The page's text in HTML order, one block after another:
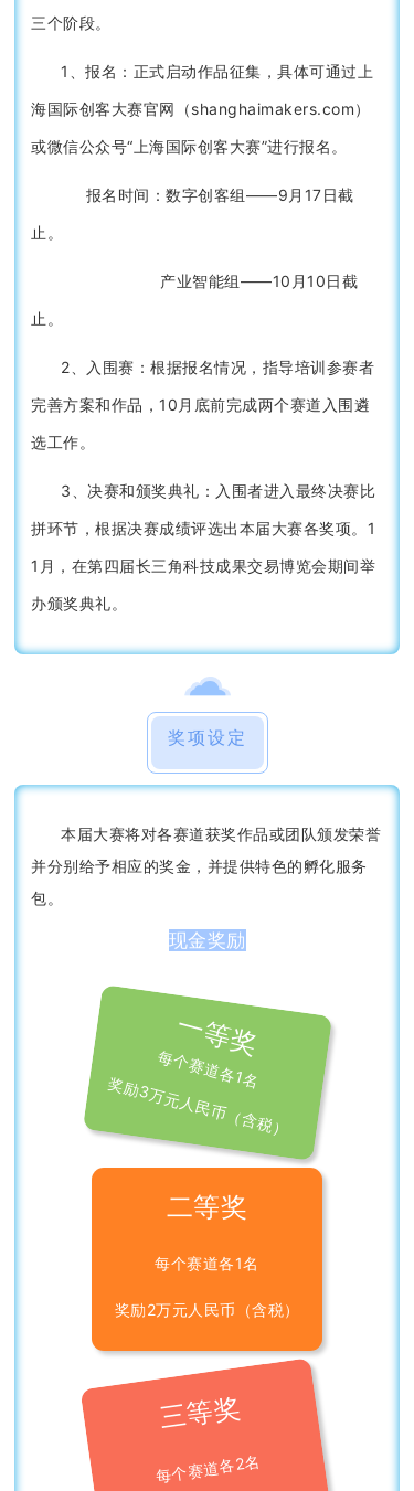
三个阶段。
1、报名：正式启动作品征集，具体可通过上
海国际创客大赛官网（shanghaimakers.com）
或微信公众号“上海国际创客大赛”进行报名。
报名时间：数字创客组——9月17日截
止。
产业智能组——10月10日截
止。
2、入围赛：根据报名情况，指导培训参赛者
完善方案和作品，10月底前完成两个赛道入围遴
选工作。
3、决赛和颁奖典礼：入围者进入最终决赛比
拼环节，根据决赛成绩评选出本届大赛各奖项。1
1月，在第四届长三角科技成果交易博览会期间举
办颁奖典礼。
奖项设定
本届大赛将对各赛道获奖作品或团队颁发荣誉
并分别给予相应的奖金，并提供特色的孵化服务
包。
现金奖励
一等奖
每个赛道各1名
奖励3万元人民币（含税）
二等奖
每个赛道各1名
奖励2万元人民币（含税）
三等奖
每个赛道各2名